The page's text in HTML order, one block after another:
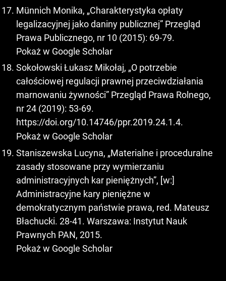
Münnich Monika, „Charakterystyka opłaty
legalizacyjnej jako daniny publicznej” Przegląd
Prawa Publicznego, nr 10 (2015): 69-79.
Pokaż w Google Scholar
Sokołowski Łukasz Mikołaj, „O potrzebie
całościowej regulacji prawnej przeciwdziałania
marnowaniu żywności” Przegląd Prawa Rolnego,
nr 24 (2019): 53-69.
https://doi.org/10.14746/ppr.2019.24.1.4.
Pokaż w Google Scholar
Staniszewska Lucyna, „Materialne i proceduralne
zasady stosowane przy wymierzaniu
administracyjnych kar pieniężnych”, [w:]
Administracyjne kary pieniężne w
demokratycznym państwie prawa, red. Mateusz
Błachucki. 28-41. Warszawa: Instytut Nauk
Prawnych PAN, 2015.
Pokaż w Google Scholar